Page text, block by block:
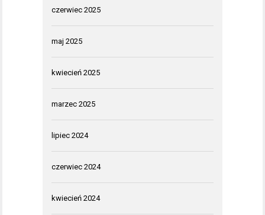
czerwiec 2025
maj 2025
kwiecień 2025
marzec 2025
lipiec 2024
czerwiec 2024
kwiecień 2024